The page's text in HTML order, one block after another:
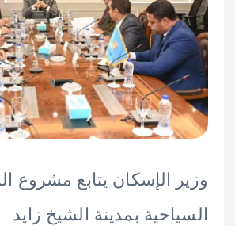
الإسكان يتابع مشروع المماشى
بمدينة الشيخ زايد